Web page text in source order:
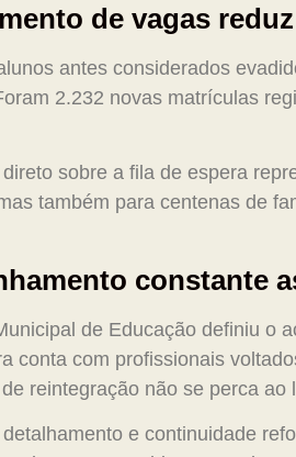
de vagas
antes considerados
2.232 novas matrículas
sobre a fila de espera
também para centenas de
constante
de Educação definiu o
conta com profissionais
reintegração não se perca ao
e continuidade